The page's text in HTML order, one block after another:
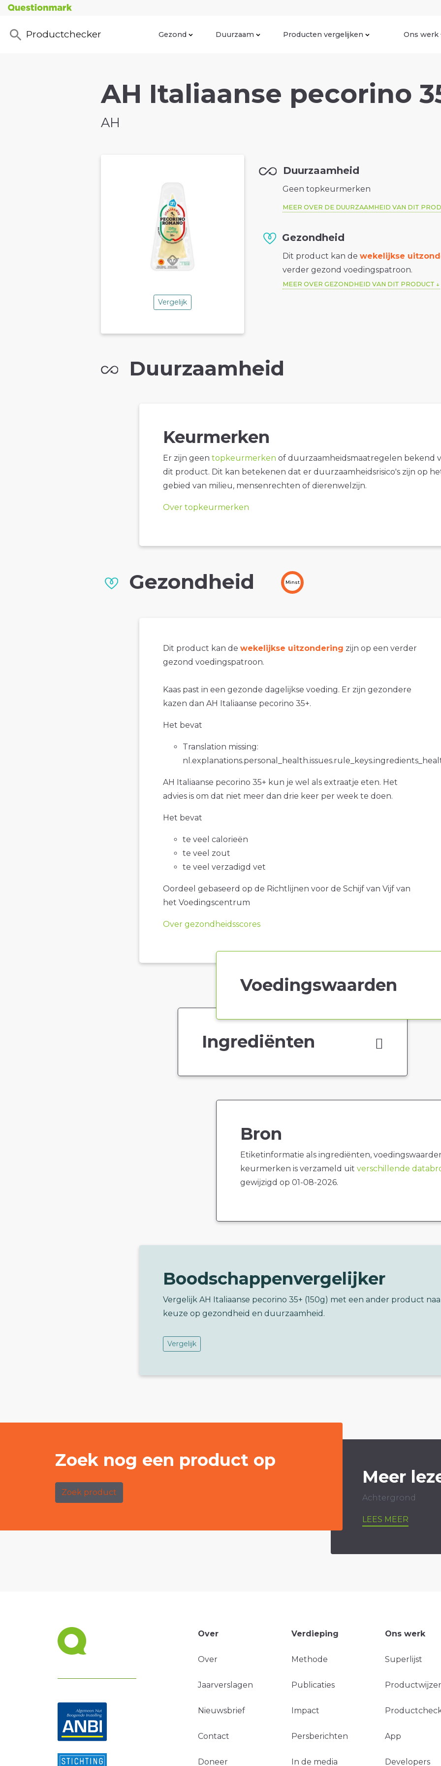
Productchecker Gezond Duurzaam Producten vergelijken Ons werk
AH Italiaanse pecorino
AH
Vergelijk
Duurzaamheid
Geen topkeurmerken
MEER OVER DE DUURZAAMHEID VAN DIT
Gezondheid
Dit product kan dewekelijkse
verder gezond voedingspatroon.
MEER OVER GEZONDHEID VAN DIT PRODUCT
Duurzaamheid
Keurmerken
Er zijn geen topkeurmerken of duurzaamheidsmaatregelen bekend
dit product. Dit kan betekenen dat er duurzaamheidsrisico's zijn op
gebied van milieu, mensenrechten of dierenwelzijn.
Over topkeurmerken
Gezondheid Minst
Dit product kan de wekelijkse uitzondering zijn op een verder
gezond voedingspatroon.
Kaas past in een gezonde dagelijkse voeding. Er zijn gezondere
kazen dan AH Italiaanse pecorino 35+.
Het bevat
Translation missing:
AH Italiaanse pecorino 35+ kun je wel als extraatje eten. Het
advies is om dat niet meer dan drie keer per week te doen.
Het bevat
te veel calorieën
te veel zout
te veel verzadigd vet
Oordeel gebaseerd op de Richtlijnen voor de Schijf van Vijf van
het Voedingscentrum
Over gezondheidsscores
Voedingswaarden
Ingrediënten
Bron
Etiketinformatie als ingrediënten,
keurmerken is verzameld uit verschillende
gewijzigd op 01-08-2026.
Boodschappenvergelijker
Vergelijk AH Italiaanse pecorino 35+ (150g) met een ander product
keuze op gezondheid en duurzaamheid.
Vergelijk
Zoek nog een product op
Zoek product
Meer
Achtergrond
LEES MEER
Over
Over
Jaarverslagen
Nieuwsbrief
Contact
Doneer
Verdieping
Methode
Publicaties
Impact
Persberichten
In de media
Ons werk
Superlijst
App
Developers